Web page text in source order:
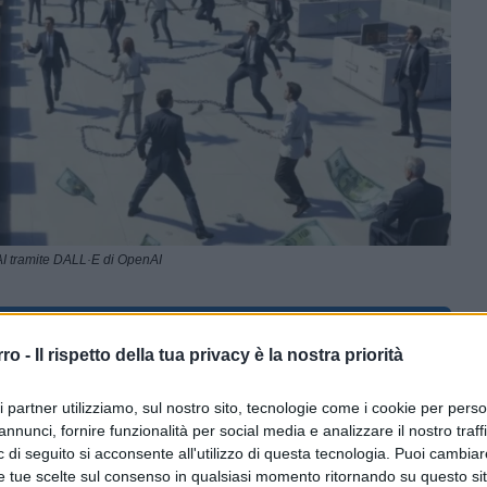
- Il rispetto della tua privacy è la nostra priorità
partner utilizziamo, sul nostro sito, tecnologie come i cookie per
fornire funzionalità per social media e analizzare il nostro
di seguito si acconsente all'utilizzo di questa tecnologia. Puoi
tue scelte sul consenso in qualsiasi momento ritornando su questo
tramite DALL·E di OpenAI
su Google
0:00/--:--
Francesco OrsisuLa Vocecoglie un